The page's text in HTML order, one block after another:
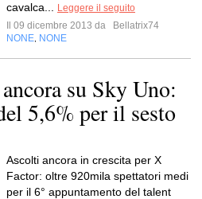
cavalca...
Leggere il seguito
Il 09 dicembre 2013 da
Bellatrix74
NONE NONE
su Sky Uno:
5,6% per il sesto
Ascolti ancora in crescita per X
Factor: oltre 920mila spettatori medi
per il 6° appuntamento del talent